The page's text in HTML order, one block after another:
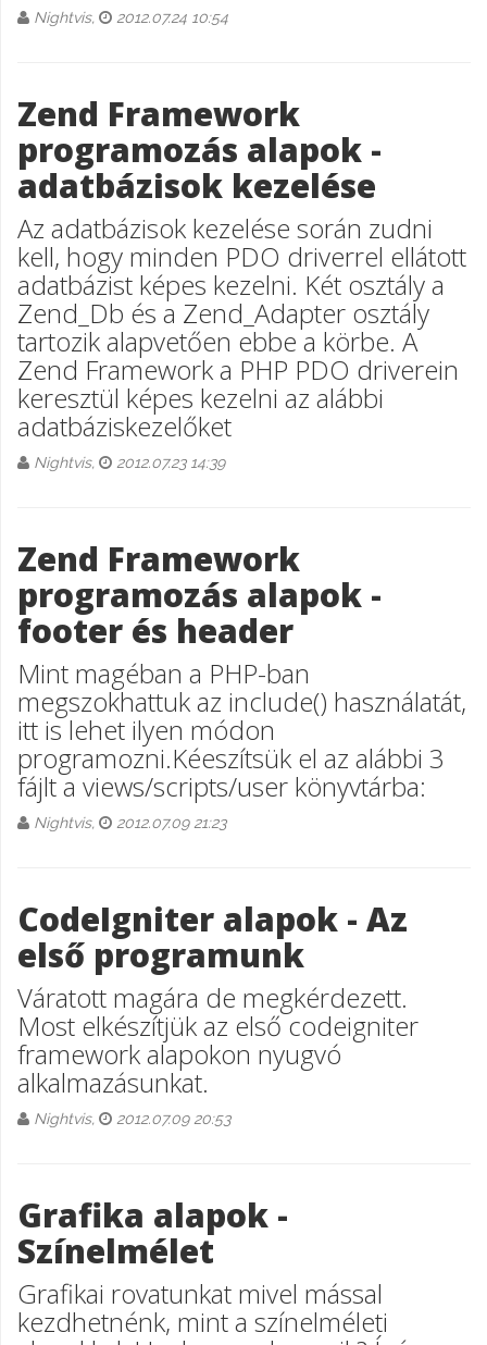
Nightvis, 2012.07.24 10:54
Zend Framework
programozás alapok -
adatbázisok kezelése
Az adatbázisok kezelése során zudni
kell, hogy minden PDO driverrel ellátott
adatbázist képes kezelni. Két osztály a
Zend_Db és a Zend_Adapter osztály
tartozik alapvetően ebbe a körbe. A
Zend Framework a PHP PDO driverein
keresztül képes kezelni az alábbi
adatbáziskezelőket
Nightvis, 2012.07.23 14:39
Zend Framework
programozás alapok -
footer és header
Mint magéban a PHP-ban
megszokhattuk az include() használatát,
itt is lehet ilyen módon
programozni.Kéeszítsük el az alábbi 3
fájlt a views/scripts/user könyvtárba:
Nightvis, 2012.07.09 21:23
CodeIgniter alapok - Az
első programunk
Váratott magára de megkérdezett.
Most elkészítjük az első codeigniter
framework alapokon nyugvó
alkalmazásunkat.
Nightvis, 2012.07.09 20:53
Grafika alapok -
Színelmélet
Grafikai rovatunkat mivel mással
kezdhetnénk, mint a színelméleti